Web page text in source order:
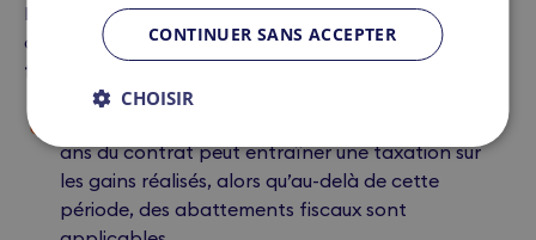
L’un des points les plus importants à prendre en
compte lors d’un transfert est sans aucun doute la
fiscalité
ans du contrat peut entraîner une taxation sur
les gains réalisés, alors qu’au-delà de cette
période, des abattements fiscaux sont
CONTINUER SANS ACCEPTER
CHOISIR